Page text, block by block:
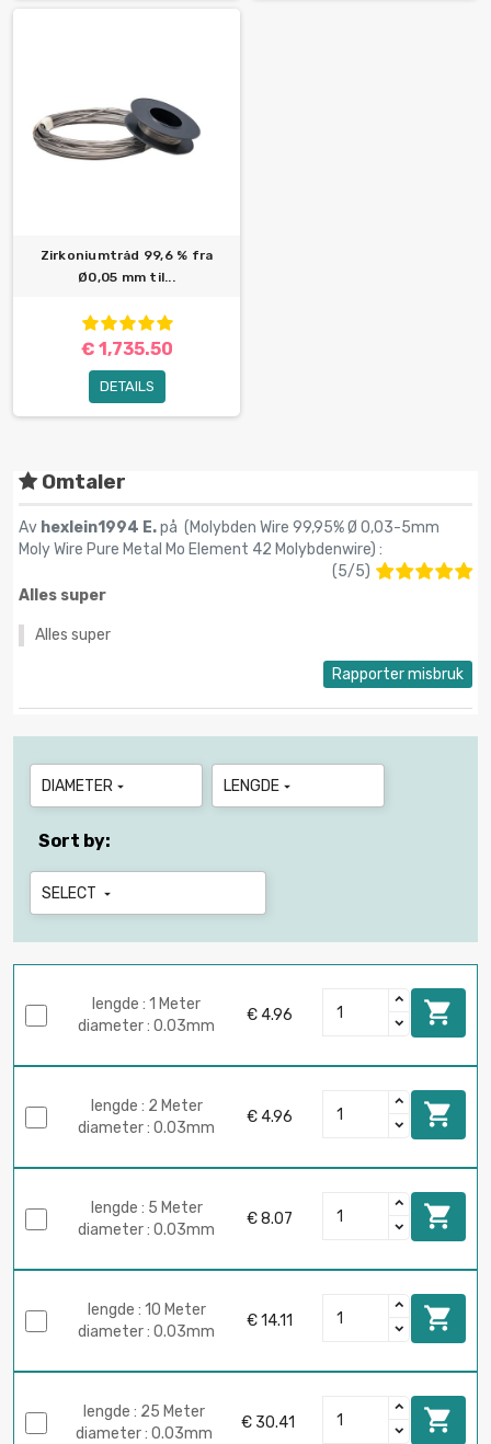
Zirkoniumtråd 99,6 % fra
Ø0,05 mm til...
€ 1,735.50
DETAILS
Omtaler
Av hexlein1994 E.på (Molybden Wire 99,95% Ø 0,03-5mm
Moly Wire Pure Metal Mo Element 42 Molybdenwire) :
(5/5)
Alles super
Alles super
Rapporter misbruk
DIAMETER  LENGDE 
Sort by:
SELECT 
lengde : 1 Meter
diameter : 0.03mm
€ 4.96 
lengde : 2 Meter
diameter : 0.03mm
€ 4.96 
lengde : 5 Meter
diameter : 0.03mm
€ 8.07 
lengde : 10 Meter
diameter : 0.03mm
€ 14.11 
lengde : 25 Meter
diameter : 0.03mm
€ 30.41 